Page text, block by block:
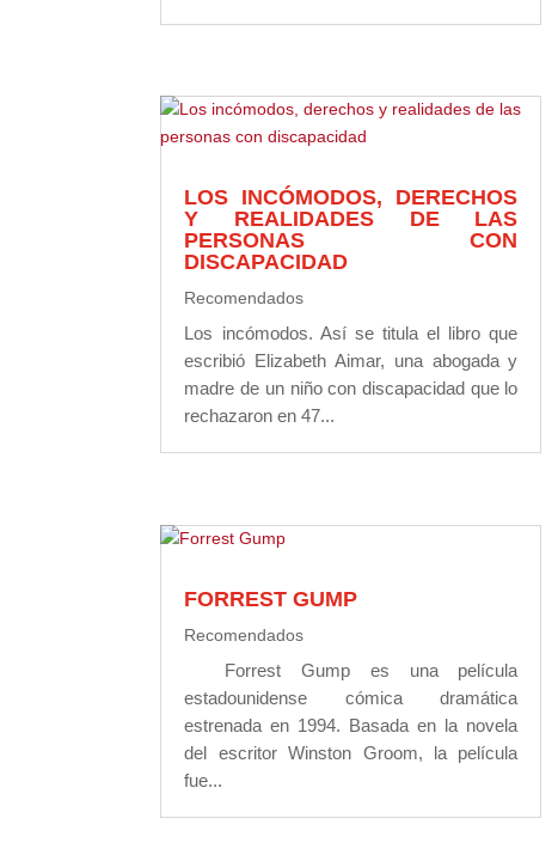
LOS INCÓMODOS, DERECHOS
Y REALIDADES DE LAS
PERSONAS CON
DISCAPACIDAD
Recomendados
Los incómodos. Así se titula el libro que
escribió Elizabeth Aimar, una abogada y
madre de un niño con discapacidad que lo
rechazaron en 47...
FORREST GUMP
Recomendados
Forrest Gump es una película
estadounidense cómica dramática
estrenada en 1994. Basada en la novela
del escritor Winston Groom, la película
fue...